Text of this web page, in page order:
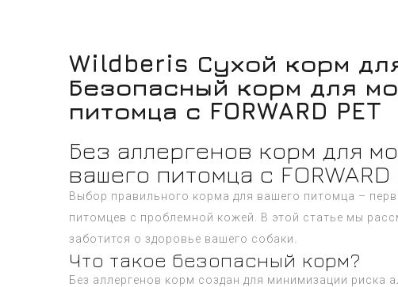
Wildberis Сухой корм
Безопасный корм для
питомца с FORWARD PET
Без аллергенов корм для
вашего питомца с FORWARD
Выбор правильного корма для вашего питомца –
питомцев с проблемной кожей. В этой статье мы
заботится о здоровье вашего собаки.
Что такое безопасный корм?
Без аллергенов корм создан для минимизации риска